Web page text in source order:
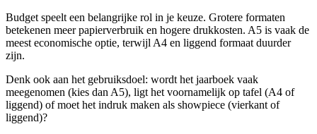
Budget speelt een belangrijke rol in je keuze. Grotere formaten
betekenen meer papierverbruik en hogere drukkosten. A5 is vaak de
meest economische optie, terwijl A4 en liggend formaat duurder
zijn.
Denk ook aan het gebruiksdoel: wordt het jaarboek vaak
meegenomen (kies dan A5), ligt het voornamelijk op tafel (A4 of
liggend) of moet het indruk maken als showpiece (vierkant of
liggend)?